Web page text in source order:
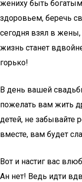
жениху быть
здоровьем, беречь
сегодня взял в
жизнь станет
горько!
В день вашей
пожелать вам жить
детей, не забывайте
вместе, вам будет
Вот и настиг вас
Ан нет! Ведь идти